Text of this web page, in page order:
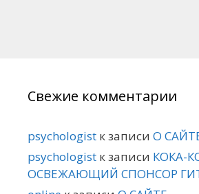
Свежие комментарии
psychologist к записи О
psychologist к записи КОКА-
ОСВЕЖАЮЩИЙ СПОНСОР